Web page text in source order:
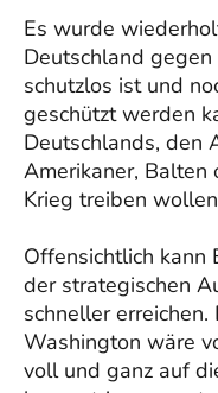
Es wurde
Deutschland
schutzlos ist und
geschützt werden
Deutschlands, den
Amerikaner, Balten
Krieg treiben
Offensichtlich kann
der strategischen
schneller erreichen.
Washington wäre
voll und ganz auf